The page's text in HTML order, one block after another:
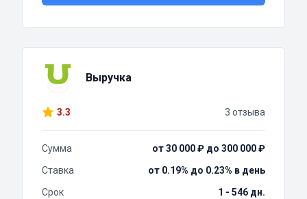
Выручка
3.3 3 отзыва
Сумма
от 30 000 ₽ до 300 000 ₽
Ставка
от 0.19% до 0.23% в день
Срок
1 - 546 дн.